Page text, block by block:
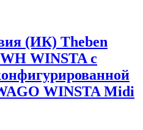
(ИК) Theben
WINSTA c
WINSTA Midi